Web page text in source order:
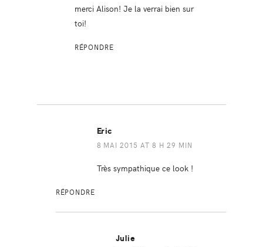
merci Alison! Je la verrai bien sur
toi!
RÉPONDRE
Eric
8 MAI 2015 AT 8 H 29 MIN
Très sympathique ce look !
RÉPONDRE
Julie